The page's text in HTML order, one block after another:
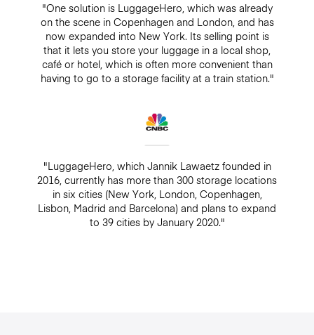
"One solution is LuggageHero, which was already
on the scene in Copenhagen and London, and has
now expanded into New York. Its selling point is
that it lets you store your luggage in a local shop,
café or hotel, which is often more convenient than
having to go to a storage facility at a train station."
"LuggageHero, which Jannik Lawaetz founded in
2016, currently has more than 300 storage locations
in six cities (New York, London, Copenhagen,
Lisbon, Madrid and Barcelona) and plans to expand
to 39 cities by January 2020."